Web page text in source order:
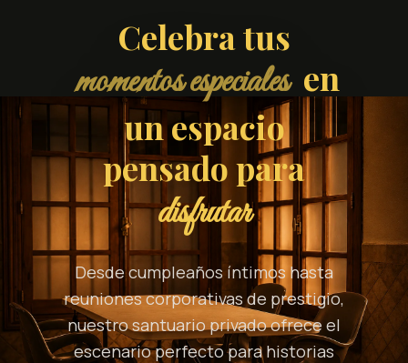
Celebra tus
momentos especiales en
un espacio
pensado para
disfrutar
Desde cumpleaños íntimos hasta
reuniones corporativas de prestigio,
nuestro santuario privado ofrece el
escenario perfecto para historias